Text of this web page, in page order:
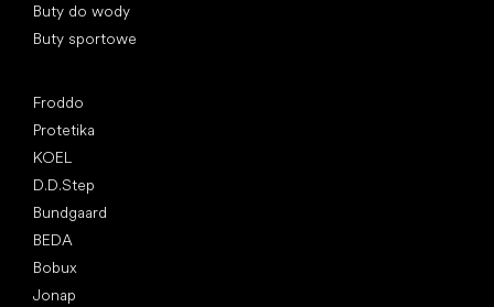
Buty do wody
Buty sportowe
Froddo
Protetika
KOEL
D.D.Step
Bundgaard
BEDA
Bobux
Jonap